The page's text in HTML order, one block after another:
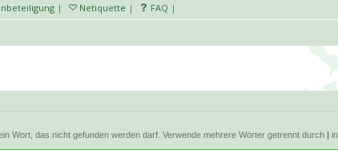
| Netiquette | FAQ |
Wort, das nicht gefunden werden darf. Verwende mehrere Wörter getrennt durch |